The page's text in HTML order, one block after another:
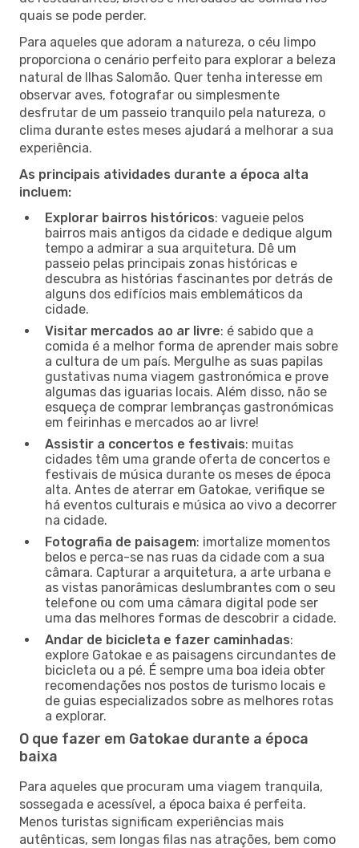
quais se pode perder.
Para aqueles que adoram a natureza, o céu limpo
proporciona o cenário perfeito para explorar a beleza
natural de Ilhas Salomão. Quer tenha interesse em
observar aves, fotografar ou simplesmente
desfrutar de um passeio tranquilo pela natureza, o
clima durante estes meses ajudará a melhorar a sua
experiência.
As principais atividades durante a época alta
incluem:
Explorar bairros históricos: vagueie pelos
bairros mais antigos da cidade e dedique algum
tempo a admirar a sua arquitetura. Dê um
passeio pelas principais zonas históricas e
descubra as histórias fascinantes por detrás de
alguns dos edifícios mais emblemáticos da
cidade.
Visitar mercados ao ar livre: é sabido que a
comida é a melhor forma de aprender mais sobre
a cultura de um país. Mergulhe as suas papilas
gustativas numa viagem gastronómica e prove
algumas das iguarias locais. Além disso, não se
esqueça de comprar lembranças gastronómicas
em feirinhas e mercados ao ar livre!
Assistir a concertos e festivais: muitas
cidades têm uma grande oferta de concertos e
festivais de música durante os meses de época
alta. Antes de aterrar em Gatokae, verifique se
há eventos culturais e música ao vivo a decorrer
na cidade.
Fotografia de paisagem: imortalize momentos
belos e perca-se nas ruas da cidade com a sua
câmara. Capturar a arquitetura, a arte urbana e
as vistas panorâmicas deslumbrantes com o seu
telefone ou com uma câmara digital pode ser
uma das melhores formas de descobrir a cidade.
Andar de bicicleta e fazer caminhadas:
explore Gatokae e as paisagens circundantes de
bicicleta ou a pé. É sempre uma boa ideia obter
recomendações nos postos de turismo locais e
de guias especializados sobre as melhores rotas
a explorar.
O que fazer em Gatokae durante a época
baixa
Para aqueles que procuram uma viagem tranquila,
sossegada e acessível, a época baixa é perfeita.
Menos turistas significam experiências mais
autênticas, sem longas filas nas atrações, bem como